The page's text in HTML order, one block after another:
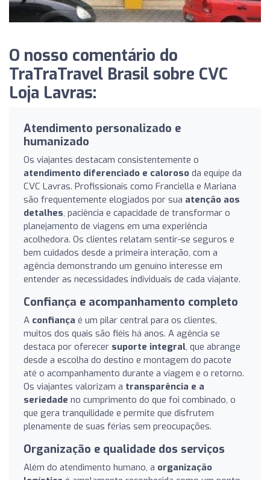
O nosso comentário do
TraTraTravel Brasil sobre CVC
Loja Lavras:
Atendimento personalizado e
humanizado
Os viajantes destacam consistentemente o
atendimento diferenciado e caloroso da equipe da
CVC Lavras. Profissionais como Franciella e Mariana
são frequentemente elogiados por sua atenção aos
detalhes, paciência e capacidade de transformar o
planejamento de viagens em uma experiência
acolhedora. Os clientes relatam sentir-se seguros e
bem cuidados desde a primeira interação, com a
agência demonstrando um genuíno interesse em
entender as necessidades individuais de cada viajante.
Confiança e acompanhamento completo
A confiança é um pilar central para os clientes,
muitos dos quais são fiéis há anos. A agência se
destaca por oferecer suporte integral, que abrange
desde a escolha do destino e montagem do pacote
até o acompanhamento durante a viagem e o retorno.
Os viajantes valorizam a transparência e a
seriedade no cumprimento do que foi combinado, o
que gera tranquilidade e permite que disfrutem
plenamente de suas férias sem preocupações.
Organização e qualidade dos serviços
Além do atendimento humano, a organização